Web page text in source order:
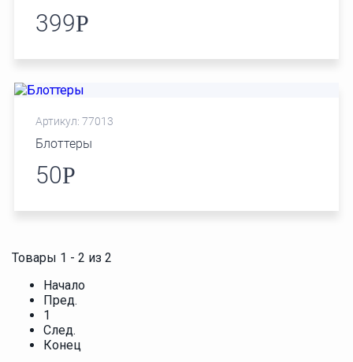
399Р
Артикул: 77013
Блоттеры
50Р
Товары 1 - 2 из 2
Начало
Пред.
1
След.
Конец